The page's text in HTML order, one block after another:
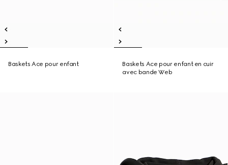
Baskets Ace pour enfant
Baskets Ace pour enfant en cuir
avec bande Web